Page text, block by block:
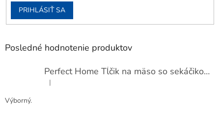
PRIHLÁSIŤ SA
Posledné hodnotenie produktov
Perfect Home Tĺčik na mäso so sekáčikom, 56893
Hodnotenie produktu je 5 z 5 hviezdičiek.
|
Výborný.